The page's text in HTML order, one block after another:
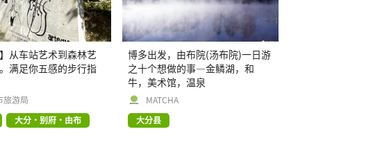
】从车站艺术到森林艺
满足你五感的步行指
旅游局
大分・别府・由布
博多出发，由布院(汤布院)一日游
之十个想做的事―金鳞湖，和
牛，美术馆，温泉
MATCHA
大分县